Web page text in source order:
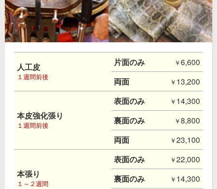
人工皮
１週間前後
片面のみ
6,600
両面
13,200
本皮強化張り
１週間前後
表面のみ
14,300
裏面のみ
8,800
両面
23,100
本張り
１～２週間
表面のみ
22,000
裏面のみ
14,300